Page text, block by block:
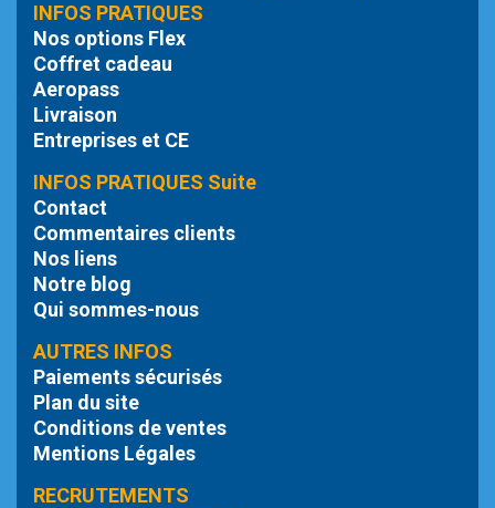
INFOS PRATIQUES
Nos options Flex
Coffret cadeau
Aeropass
Livraison
Entreprises et CE
INFOS PRATIQUES Suite
Contact
Commentaires clients
Nos liens
Notre blog
Qui sommes-nous
AUTRES INFOS
Paiements sécurisés
Plan du site
Conditions de ventes
Mentions Légales
RECRUTEMENTS